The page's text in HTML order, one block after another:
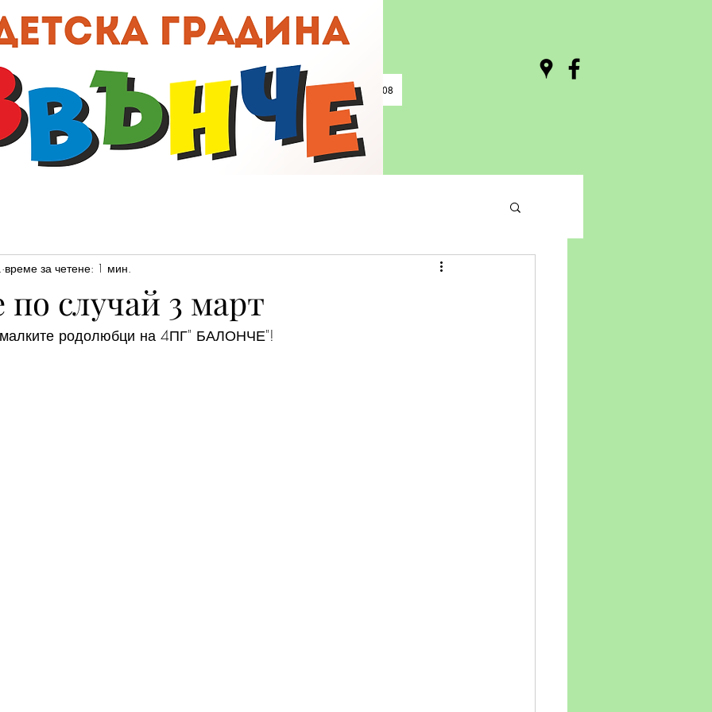
00:00 / 03:08
по случай 3 март
време за четене: 1 мин.
малките родолюбци на 4ПГ" БАЛОНЧЕ"!